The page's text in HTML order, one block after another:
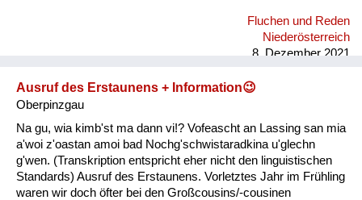
Fluchen und Reden
Niederösterreich
8. Dezember 2021
Ausruf des Erstaunens + Information😉
Oberpinzgau
Na gu, wia kimb'st ma dann vi!? Vofeascht an Lassing san mia
a'woi z'oastan amoi bad Nochg'schwistaradkina u'glechn
g'wen. (Transkription entspricht eher nicht den linguistischen
Standards) Ausruf des Erstaunens. Vorletztes Jahr im Frühling
waren wir doch öfter bei den Großcousins/-cousinen